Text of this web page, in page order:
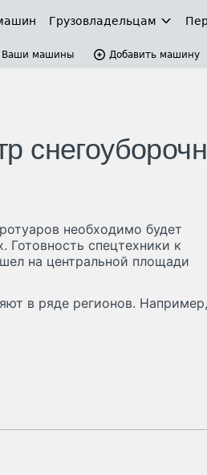
Грузовладельцам
Ваши машины Добавить машину
необходимо будет
спецтехники к
на центральной площади
в ряде регионов. Например,